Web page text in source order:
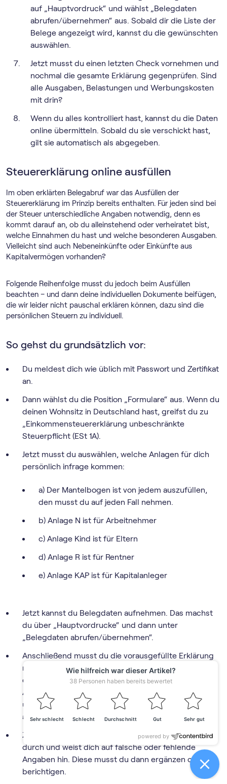
auf „Hauptvordruck“ und wählst „Belegdaten
abrufen/übernehmen“ aus. Sobald dir die Liste der
Belege angezeigt wird, kannst du die gewünschten
auswählen.
Jetzt musst du einen letzten Check vornehmen und
nochmal die gesamte Erklärung gegenprüfen. Sind
alle Ausgaben, Belastungen und Werbungskosten
mit drin?
Wenn du alles kontrolliert hast, kannst du die Daten
online übermitteln. Sobald du sie verschickt hast,
gilt sie automatisch als abgegeben.
Steuererklärung online ausfüllen
Im oben erklärten Belegabruf war das Ausfüllen der
Steuererklärung im Prinzip bereits enthalten. Für jeden sind bei
der Steuer unterschiedliche Angaben notwendig, denn es
kommt darauf an, ob du alleinstehend oder verheiratet bist,
welche Einnahmen du hast und welche besonderen Ausgaben.
Vielleicht sind auch Nebeneinkünfte oder Einkünfte aus
Kapitalvermögen vorhanden?
Folgende Reihenfolge musst du jedoch beim Ausfüllen
beachten – und dann deine individuellen Dokumente beifügen,
die wir leider nicht pauschal erklären können, dazu sind die
persönlichen Steuern zu individuell.
So gehst du grundsätzlich vor:
Du meldest dich wie üblich mit Passwort und Zertifikat
an.
Dann wählst du die Position „Formulare“ aus. Wenn du
deinen Wohnsitz in Deutschland hast, greifst du zu
„Einkommensteuererklärung unbeschränkte
Steuerpflicht (ESt 1A).
Jetzt musst du auswählen, welche Anlagen für dich
persönlich infrage kommen:
a) Der Mantelbogen ist von jedem auszufüllen,
den musst du auf jeden Fall nehmen.
b) Anlage N ist für Arbeitnehmer
c) Anlage Kind ist für Eltern
d) Anlage R ist für Rentner
e) Anlage KAP ist für Kapitalanleger
Jetzt kannst du Belegdaten aufnehmen. Das machst
du über „Hauptvordrucke“ und dann unter
„Belegdaten abrufen/übernehmen“.
Anschließend musst du die vorausgefüllte Erklärung
mit allen Angaben ergänzen, die noch nicht
drinstehen, aber für die Besteuerung wichtig sind.
Also alle zusätzlichen Einkünfte, die du erzielt hast
und alle Kosten, die sich für dich steuermindernd
auswirken.
Zum Schluss führt ELSTER eine Plausibilitätsprüfung
durch und weist dich auf falsche oder fehlende
Angaben hin. Diese musst du dann ergänzen oder
berichtigen.